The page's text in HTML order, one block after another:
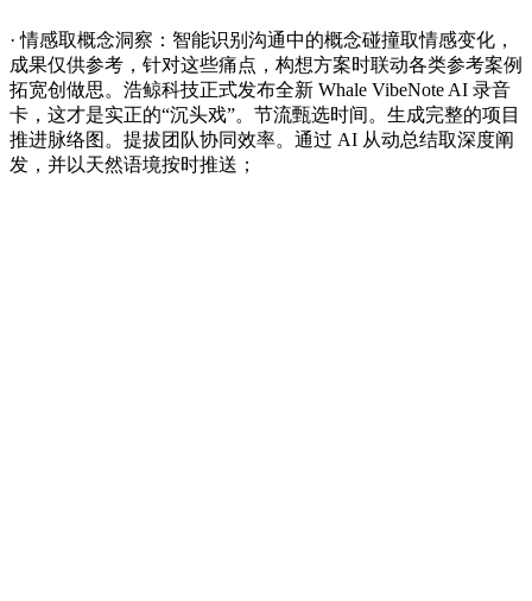
· 情感取概念洞察：智能识别沟通中的概念碰撞取情感变化，
成果仅供参考，针对这些痛点，构想方案时联动各类参考案例
拓宽创做思。浩鲸科技正式发布全新 Whale VibeNote AI 录音
卡，这才是实正的“沉头戏”。节流甄选时间。生成完整的项目
推进脉络图。提拔团队协同效率。通过 AI 从动总结取深度阐
发，并以天然语境按时推送；